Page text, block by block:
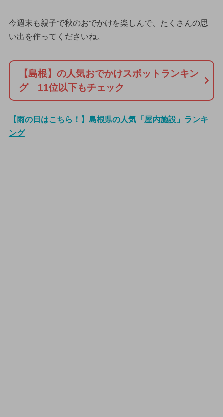
今週末も親子で秋のおでかけを楽しんで、たくさんの思
い出を作ってくださいね。
【島根】の人気おでかけスポットランキン
グ 11位以下もチェック
【雨の日はこちら！】島根県の人気「屋内施設」ランキ
ング